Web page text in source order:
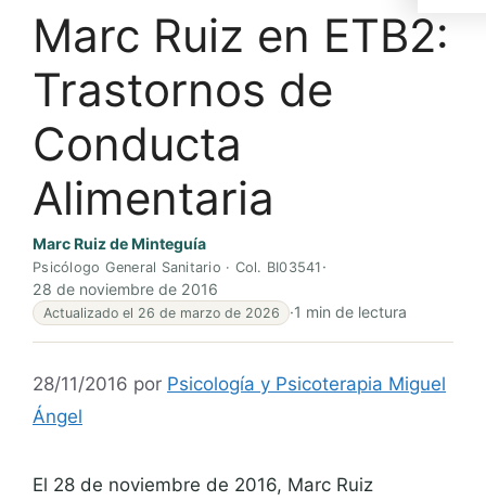
Marc Ruiz en ETB2:
Trastornos de
Conducta
Alimentaria
Marc Ruiz de Minteguía
Psicólogo General Sanitario · Col. BI03541 ·
28 de noviembre de 2016
Actualizado el 26 de marzo de 2026 ·1 min de lectura
28/11/2016 por Psicología y Psicoterapia Miguel
Ángel
El 28 de noviembre de 2016, Marc Ruiz